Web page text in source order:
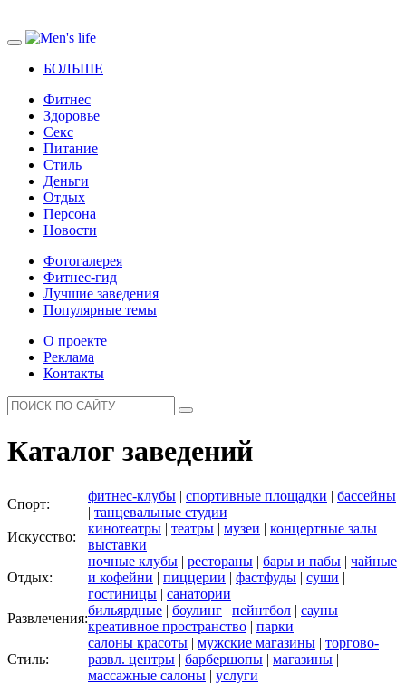
БОЛЬШЕ
Фитнес
Здоровье
Секс
Питание
Стиль
Деньги
Отдых
Персона
Новости
Фотогалерея
Фитнес-гид
Лучшие заведения
Популярные темы
О проекте
Реклама
Контакты
Каталог заведений
Спорт:
фитнес-клубы | спортивные площадки | бассейны
| танцевальные студии
Искусство:
кинотеатры | театры | музеи | концертные залы |
выставки
Отдых:
ночные клубы | рестораны | бары и пабы | чайные
и кофейни | пиццерии | фастфуды | суши |
гостиницы | санатории
Развлечения:
бильярдные | боулинг | пейнтбол | сауны |
креативное пространство | парки
Стиль:
салоны красоты | мужские магазины | торгово-
развл. центры | барбершопы | магазины |
массажные салоны | услуги